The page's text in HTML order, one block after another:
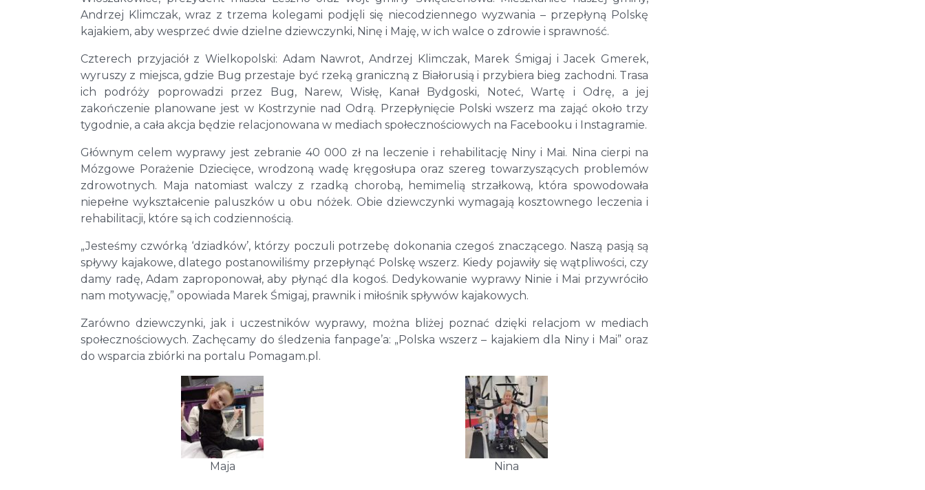
Andrzej Klimczak, wraz z trzema kolegami podjęli się niecodziennego wyzwania – przepłyną Polskę
kajakiem, aby wesprzeć dwie dzielne dziewczynki, Ninę i Maję, w ich walce o zdrowie i sprawność.
Czterech przyjaciół z Wielkopolski: Adam Nawrot, Andrzej Klimczak, Marek Śmigaj i Jacek Gmerek,
wyruszy z miejsca, gdzie Bug przestaje być rzeką graniczną z Białorusią i przybiera bieg zachodni. Trasa
ich podróży poprowadzi przez Bug, Narew, Wisłę, Kanał Bydgoski, Noteć, Wartę i Odrę, a jej
zakończenie planowane jest w Kostrzynie nad Odrą. Przepłynięcie Polski wszerz ma zająć około trzy
tygodnie, a cała akcja będzie relacjonowana w mediach społecznościowych na Facebooku i Instagramie.
Głównym celem wyprawy jest zebranie 40 000 zł na leczenie i rehabilitację Niny i Mai. Nina cierpi na
Mózgowe Porażenie Dziecięce, wrodzoną wadę kręgosłupa oraz szereg towarzyszących problemów
zdrowotnych. Maja natomiast walczy z rzadką chorobą, hemimelią strzałkową, która spowodowała
niepełne wykształcenie paluszków u obu nóżek. Obie dziewczynki wymagają kosztownego leczenia i
rehabilitacji, które są ich codziennością.
„Jesteśmy czwórką ‘dziadków’, którzy poczuli potrzebę dokonania czegoś znaczącego. Naszą pasją są
spływy kajakowe, dlatego postanowiliśmy przepłynąć Polskę wszerz. Kiedy pojawiły się wątpliwości, czy
damy radę, Adam zaproponował, aby płynąć dla kogoś. Dedykowanie wyprawy Ninie i Mai przywróciło
nam motywację,” opowiada Marek Śmigaj, prawnik i miłośnik spływów kajakowych.
Zarówno dziewczynki, jak i uczestników wyprawy, można bliżej poznać dzięki relacjom w mediach
społecznościowych. Zachęcamy do śledzenia fanpage’a: „Polska wszerz – kajakiem dla Niny i Mai” oraz
do wsparcia zbiórki na portalu Pomagam.pl.
Maja Nina